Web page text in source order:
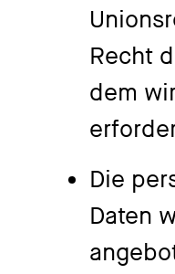
Recht
dem
Die
Daten